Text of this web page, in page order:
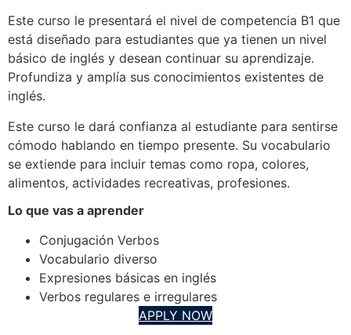
Este curso le presentará el nivel de competencia B1 que
está diseñado para estudiantes que ya tienen un nivel
básico de inglés y desean continuar su aprendizaje.
Profundiza y amplía sus conocimientos existentes de
inglés.
Este curso le dará confianza al estudiante para sentirse
cómodo hablando en tiempo presente. Su vocabulario
se extiende para incluir temas como ropa, colores,
alimentos, actividades recreativas, profesiones.
Lo que vas a aprender
Conjugación Verbos
Vocabulario diverso
Expresiones básicas en inglés
Verbos regulares e irregulares
APPLY NOW